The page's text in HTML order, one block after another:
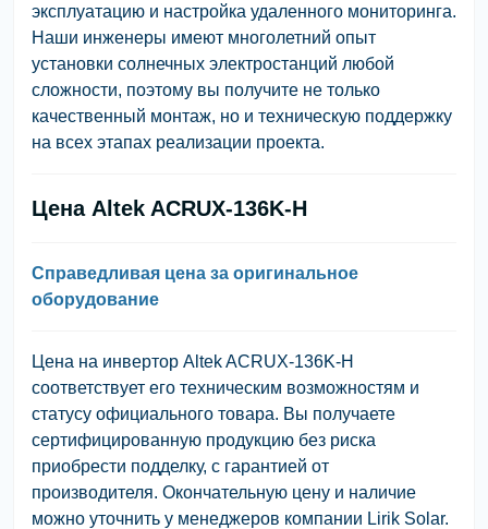
эксплуатацию и настройка удаленного мониторинга.
Наши инженеры имеют многолетний опыт
установки солнечных электростанций любой
сложности, поэтому вы получите не только
качественный монтаж, но и техническую поддержку
на всех этапах реализации проекта.
Цена Altek ACRUX-136K-H
Справедливая цена за оригинальное
оборудование
Цена на инвертор Altek ACRUX-136K-H
соответствует его техническим возможностям и
статусу официального товара. Вы получаете
сертифицированную продукцию без риска
приобрести подделку, с гарантией от
производителя. Окончательную цену и наличие
можно уточнить у менеджеров компании Lirik Solar.